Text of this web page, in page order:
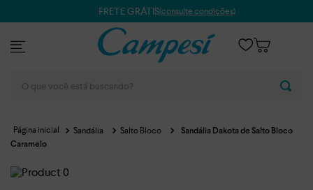
FRETE GRÁTIS(consulte condições)
Sandália Salto Bloco
Sandália Dakota de Salto Bloco
Caramelo